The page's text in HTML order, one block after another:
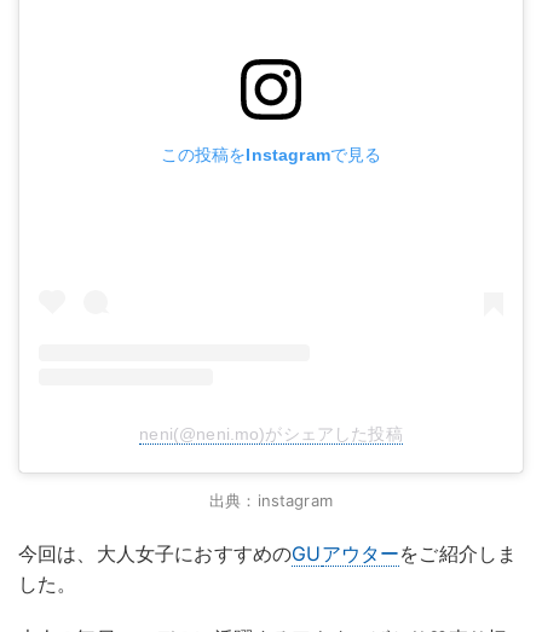
この投稿をInstagramで見る
neni(@neni.mo)がシェアした投稿
出典：instagram
今回は、大人女子におすすめのGUアウターをご紹介しま
した。